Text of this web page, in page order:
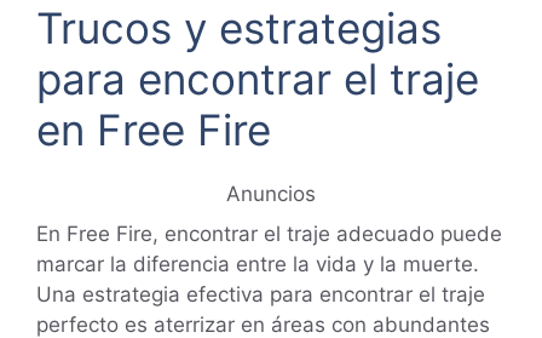
Trucos y estrategias
para encontrar el traje
en Free Fire
Anuncios
En Free Fire, encontrar el traje adecuado puede
marcar la diferencia entre la vida y la muerte.
Una estrategia efectiva para encontrar el traje
perfecto es aterrizar en áreas con abundantes